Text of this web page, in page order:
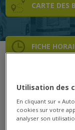
CARTE DES
FICHE
➜
➜
Utilisation des
En cliquant sur «
cookies sur votre
analyser son